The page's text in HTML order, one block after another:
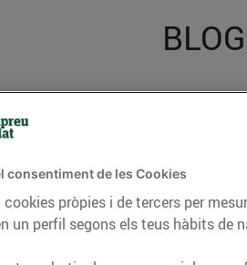
BLOG
consells nutricionals,
CONSELLS I HÀBITS SALUDABLES
consentiment de les Cookies
pròpies i de tercers per
un perfil segons els teus hàbits de